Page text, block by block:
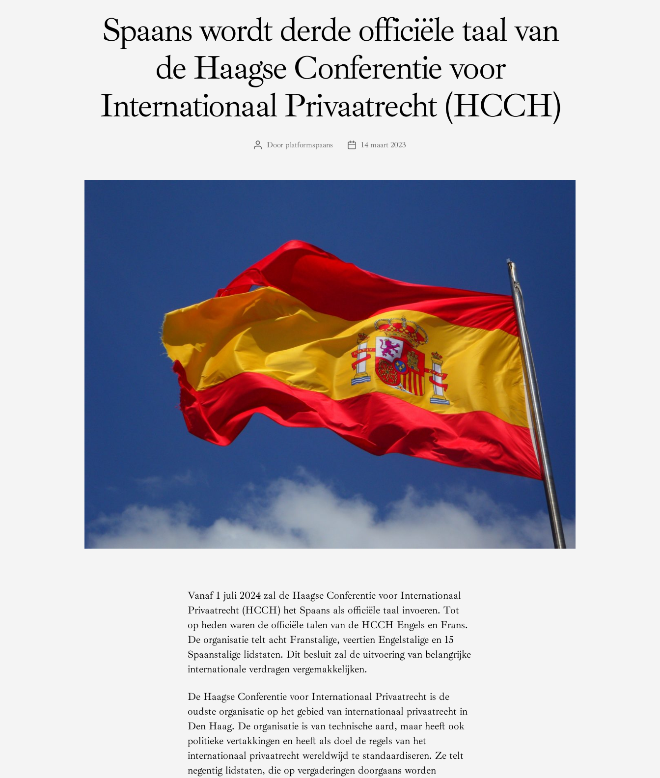
Spaans wordt derde officiële taal van
de Haagse Conferentie voor
Internationaal Privaatrecht (HCCH)
Berichtauteur
Door platformspaans Berichtdatum
14 maart 2023
Vanaf 1 juli 2024 zal de Haagse Conferentie voor Internationaal
Privaatrecht (HCCH) het Spaans als officiële taal invoeren. Tot
op heden waren de officiële talen van de HCCH Engels en Frans.
De organisatie telt acht Franstalige, veertien Engelstalige en 15
Spaanstalige lidstaten. Dit besluit zal de uitvoering van belangrijke
internationale verdragen vergemakkelijken.
De Haagse Conferentie voor Internationaal Privaatrecht is de
oudste organisatie op het gebied van internationaal privaatrecht in
Den Haag. De organisatie is van technische aard, maar heeft ook
politieke vertakkingen en heeft als doel de regels van het
internationaal privaatrecht wereldwijd te standaardiseren. Ze telt
negentig lidstaten, die op vergaderingen doorgaans worden